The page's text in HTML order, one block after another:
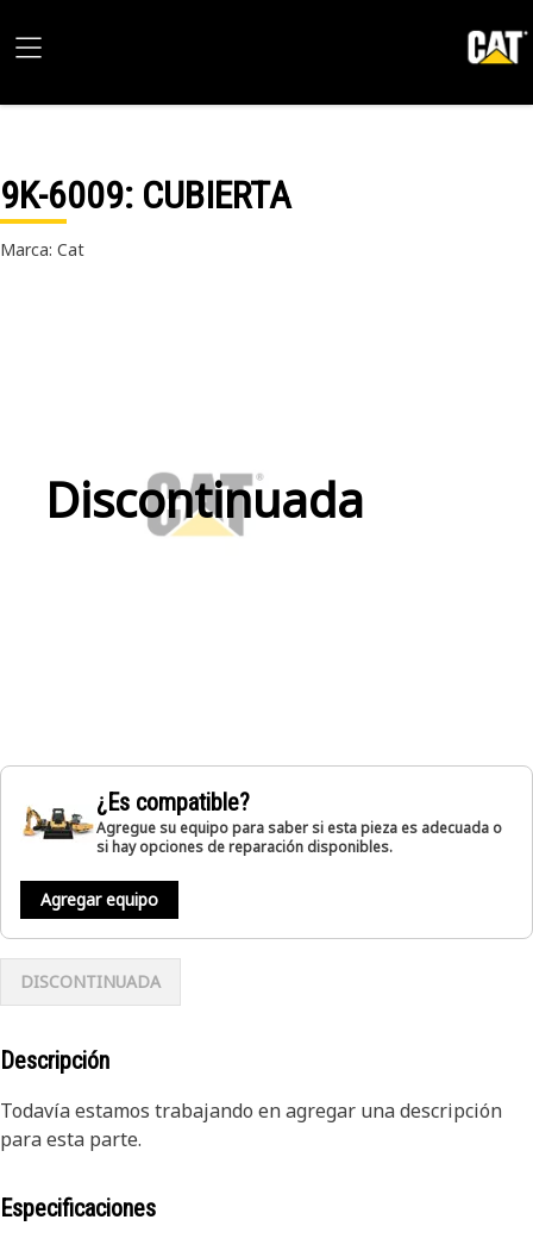
9K-6009: CUBIERTA
Marca: Cat
Discontinuada
¿Es compatible?
Agregue su equipo para saber si esta pieza es adecuada o
si hay opciones de reparación disponibles.
Agregar equipo
DISCONTINUADA
Descripción
Todavía estamos trabajando en agregar una descripción
para esta parte.
Especificaciones